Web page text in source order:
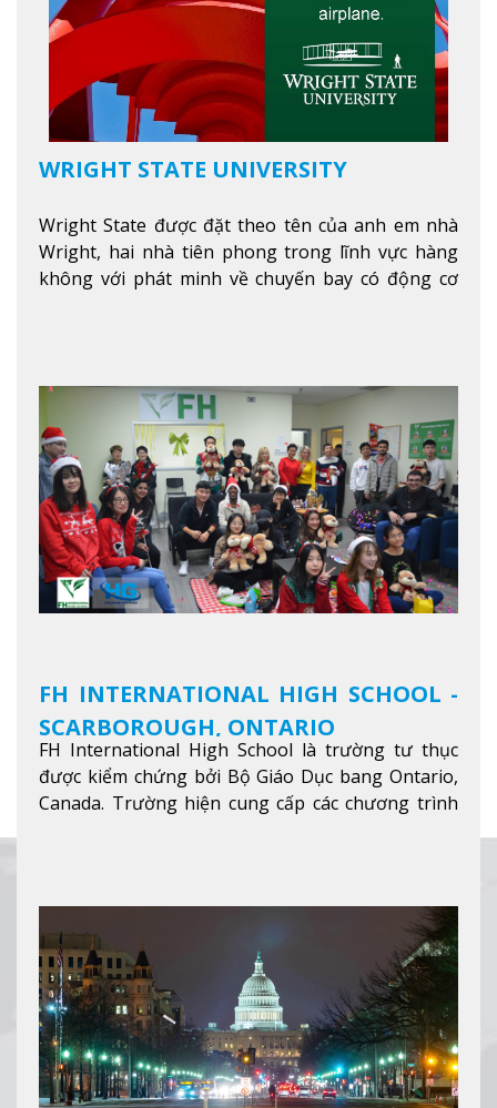
WRIGHT STATE UNIVERSITY
Wright State được đặt theo tên của anh em nhà
Wright, hai nhà tiên phong trong lĩnh vực hàng
không với phát minh về chuyến bay có động cơ
FH INTERNATIONAL HIGH SCHOOL -
SCARBOROUGH, ONTARIO
FH International High School là trường tư thục
được kiểm chứng bởi Bộ Giáo Dục bang Ontario,
Canada. Trường hiện cung cấp các chương trình
nhanh chóng môi trường học tại Canada.Xem
thêm